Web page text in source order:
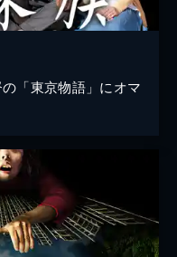
「東京物語」にオマ